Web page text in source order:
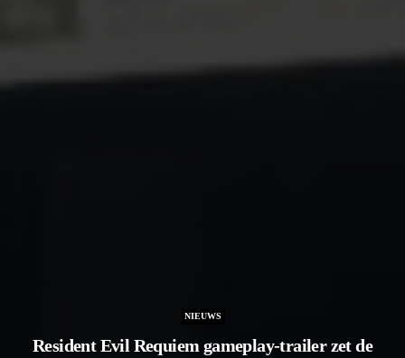
NIEUWS
Resident Evil Requiem gameplay-trailer zet de